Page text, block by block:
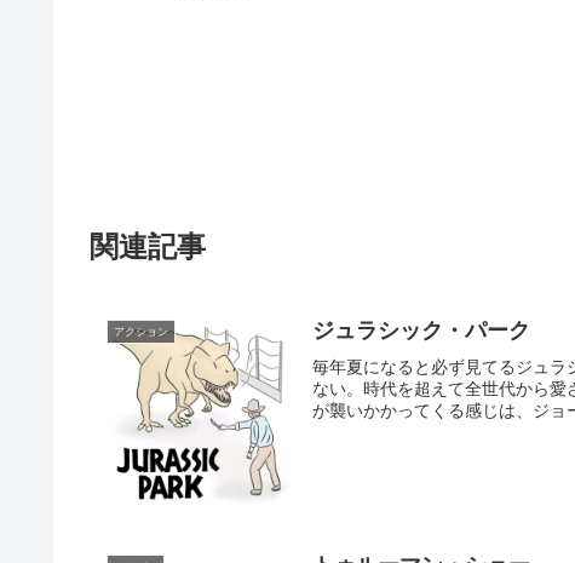
関連記事
アクション ジュラシック・パーク
毎年夏になると必ず見てるジュラ
ない。時代を超えて全世代から
が襲いかかってくる感じは、ジョ